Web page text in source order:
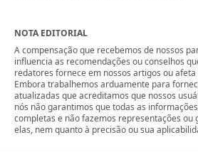
NOTA EDITORIAL
A compensação que recebemos de nossos
influencia as recomendações ou conselhos
redatores fornece em nossos artigos ou
Embora trabalhemos arduamente para
atualizadas que acreditamos que nossos
nós não garantimos que todas as
completas e não fazemos representações ou
elas, nem quanto à precisão ou sua